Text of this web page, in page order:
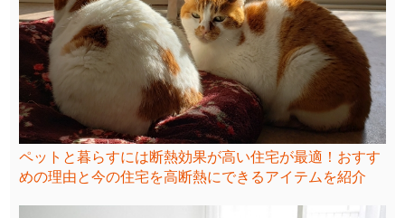
ペットと暮らすには断熱効果が高い住宅が最適！おすす
めの理由と今の住宅を高断熱にできるアイテムを紹介